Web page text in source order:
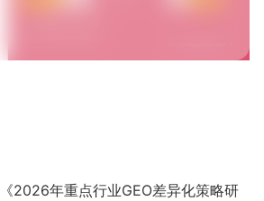
《2026年重点行业GEO差异化策略研